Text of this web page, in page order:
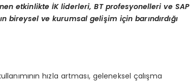
etkinlikte İK liderleri, BT profesyonelleri ve SAP
bireysel ve kurumsal gelişim için barındırdığı
hızla artması, geleneksel çalışma